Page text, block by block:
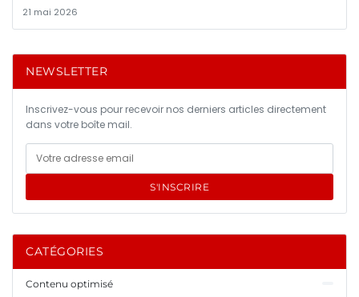
21 mai 2026
NEWSLETTER
Inscrivez-vous pour recevoir nos derniers articles directement
dans votre boîte mail.
S'INSCRIRE
CATÉGORIES
Contenu optimisé